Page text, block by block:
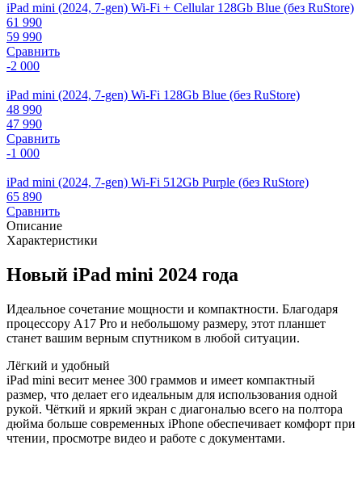
iPad mini (2024, 7-gen) Wi-Fi + Cellular 128Gb Blue (без RuStore)
61 990
59 990
Сравнить
-2 000
iPad mini (2024, 7-gen) Wi-Fi 128Gb Blue (без RuStore)
48 990
47 990
Сравнить
-1 000
iPad mini (2024, 7-gen) Wi-Fi 512Gb Purple (без RuStore)
65 890
Сравнить
Описание
Характеристики
Новый iPad mini 2024 года
Идеальное сочетание мощности и компактности. Благодаря
процессору A17 Pro и небольшому размеру, этот планшет
станет вашим верным спутником в любой ситуации.
Лёгкий и удобный
iPad mini весит менее 300 граммов и имеет компактный
размер, что делает его идеальным для использования одной
рукой. Чёткий и яркий экран с диагональю всего на полтора
дюйма больше современных iPhone обеспечивает комфорт при
чтении, просмотре видео и работе с документами.